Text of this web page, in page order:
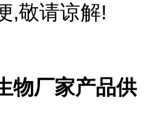
,敬请谅解!
物厂家产品供